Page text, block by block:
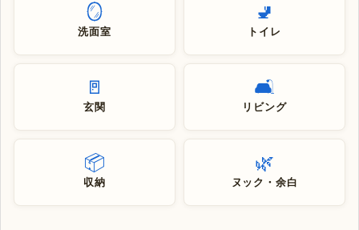
🪞
洗面室
🚽
トイレ
🚪
玄関
🛋
リビング
📦
収納
🌿
ヌック・余白